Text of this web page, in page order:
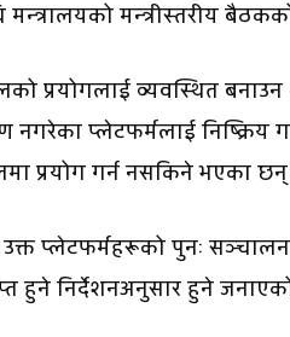
मन्त्रालयको मन्त्रीस्तरीय
प्रयोगलाई व्यवस्थित बनाउन
प्लेटफर्मलाई निष्क्रिय
प्रयोग गर्न नसकिने भएका छन्
प्लेटफर्महरूको पुनः
हुने निर्देशनअनुसार हुने